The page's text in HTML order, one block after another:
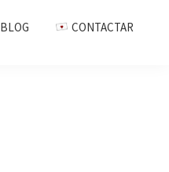
BLOG CONTACTAR